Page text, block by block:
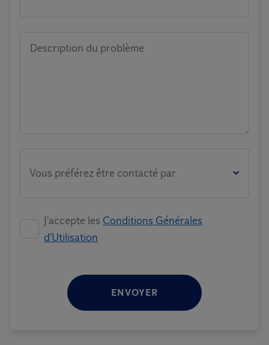
Description du problème
Vous préférez être contacté par
J'accepte les Conditions Générales
d'Utilisation
ENVOYER